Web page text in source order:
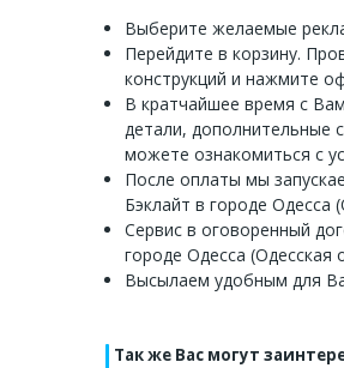
Выберите желаемые
Перейдите в корзину.
конструкций и нажмите
В кратчайшее время с
детали, дополнительные
можете ознакомиться с
После оплаты мы
Бэклайт в городе Одесса
Сервис в оговоренный
городе Одесса (Одесская
Высылаем удобным для
Так же Вас могут